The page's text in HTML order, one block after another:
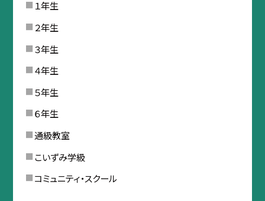
１年生
２年生
３年生
４年生
５年生
６年生
通級教室
こいずみ学級
コミュニティ・スクール